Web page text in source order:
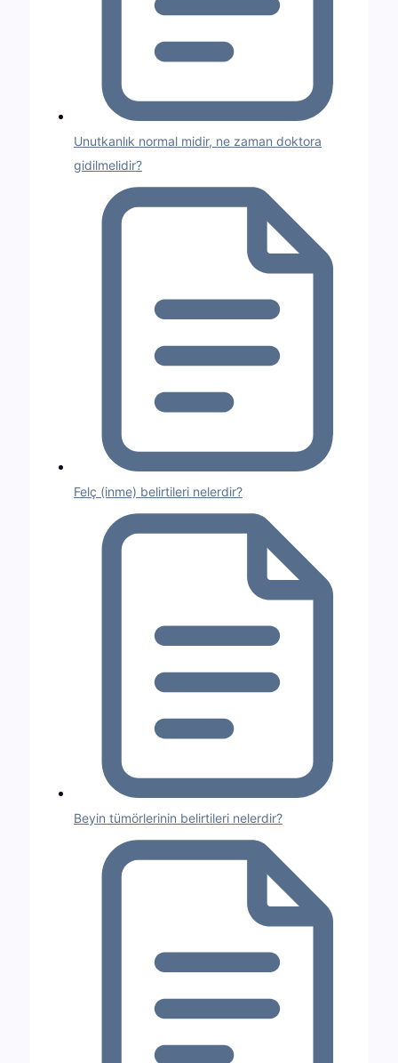
Unutkanlık normal midir, ne zaman doktora
gidilmelidir?
Felç (inme) belirtileri nelerdir?
Beyin tümörlerinin belirtileri nelerdir?